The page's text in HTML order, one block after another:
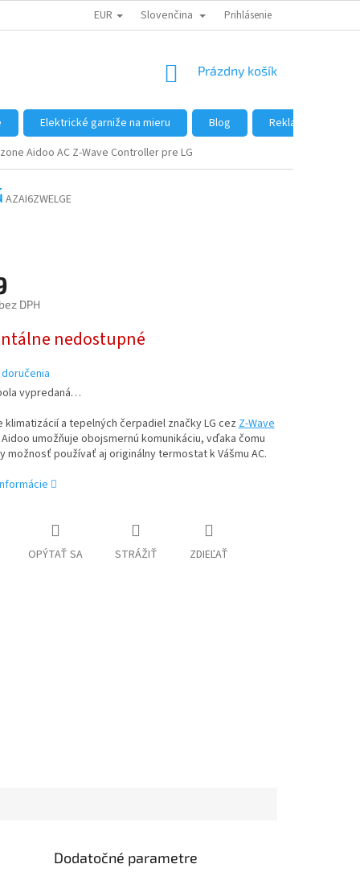
DÔVODY NÁKUPU U NÁS AKO NAKUPOVAŤ VEĽKOOBCHOD
EUR Slovenčina Prihlásenie
NÁKUPNÝ
Prázdny košík
Elektrické garniže na mieru Blog
Reklamácie a
Aidoo AC Z-Wave Controller pre LG
AZAI6ZWELGE
DPH
nedostupné
vypredaná…
klimatizácií a tepelných čerpadiel značky LG cezZ-Wave
umožňuje obojsmernú komunikáciu, vďaka čomu
možnosť používať aj originálny termostat k Vášmu AC.
OPÝTAŤ SA STRÁŽIŤ ZDIEĽAŤ
Dodatočné parametre